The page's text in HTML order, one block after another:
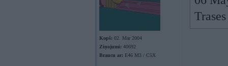
Kopš: 02. Mar 2004
Ziņojumi: 40692
Braucu ar: E46 M3 / C5X